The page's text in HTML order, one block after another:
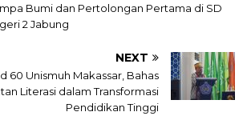
Bumi dan Pertolongan Pertama di SD
2 Jabung
NEXT
60 Unismuh Makassar, Bahas
Literasi dalam Transformasi
Pendidikan Tinggi